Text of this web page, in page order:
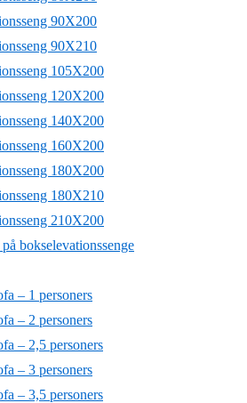
90X200
90X210
105X200
120X200
140X200
160X200
180X200
180X210
210X200
bokselevationssenge
– 1 personers
– 2 personers
– 2,5 personers
– 3 personers
– 3,5 personers